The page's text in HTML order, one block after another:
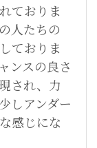
ておりま
人たちの
ておりま
ンスの良さ
され、力
しアンダー
感じにな